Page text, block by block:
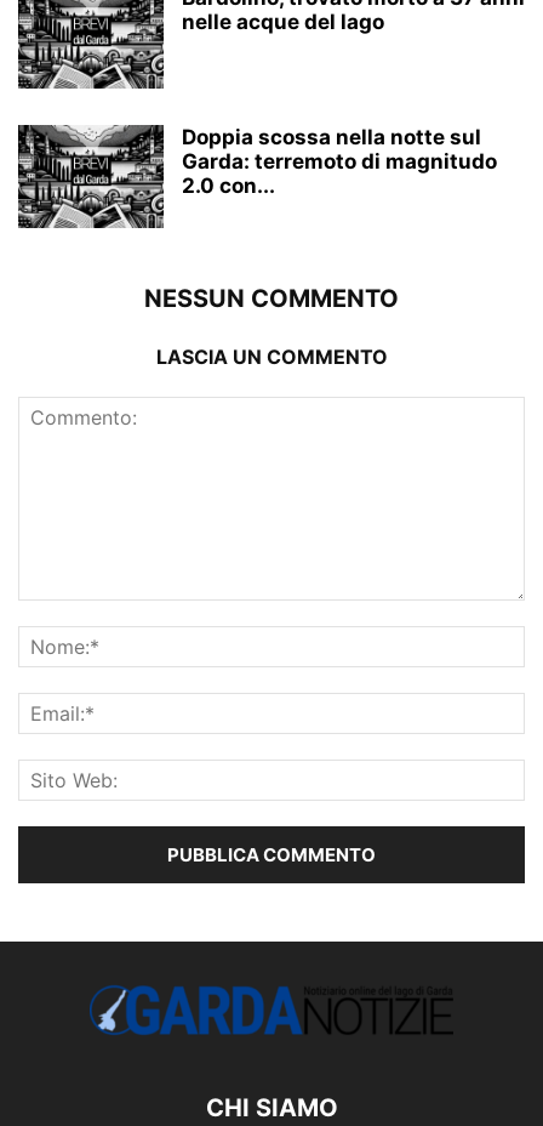
nelle acque del lago
Doppia scossa nella notte sul
Garda: terremoto di magnitudo
2.0 con...
NESSUN COMMENTO
LASCIA UN COMMENTO
CHI SIAMO